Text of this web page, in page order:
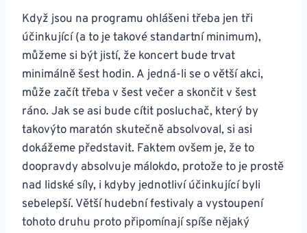
Když jsou na programu ohlášeni třeba jen tři
účinkující (a to je takové standartní minimum),
můžeme si být jistí, že koncert bude trvat
minimálně šest hodin. A jedná-li se o větší akci,
může začít třeba v šest večer a skončit v šest
ráno. Jak se asi bude cítit posluchač, který by
takovýto maratón skutečně absolvoval, si asi
dokážeme představit. Faktem ovšem je, že to
doopravdy absolvuje málokdo, protože to je prostě
nad lidské síly, i kdyby jednotliví účinkující byli
sebelepší. Větší hudební festivaly a vystoupení
tohoto druhu proto připomínají spíše nějaký